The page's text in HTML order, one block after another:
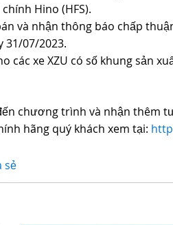
Hino (HFS).
và nhận thông báo chấp
31/07/2023.
các xe XZU có số khung sản
chương trình và nhận thêm
hãng quý khách xem tại:
sẻ